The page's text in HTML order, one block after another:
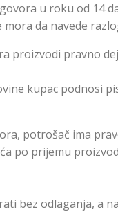
u roku od 14
da navede
proizvodi pravno
kupac podnosi
potrošač ima
po prijemu
bez odlaganja, a